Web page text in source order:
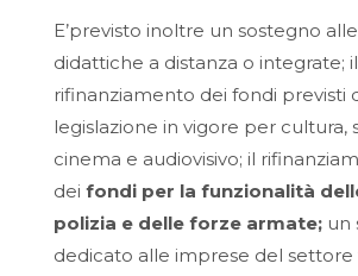
E’previsto inoltre un sostegno
didattiche a distanza o integrate; il
rifinanziamento dei fondi previsti
legislazione in vigore per cultura,
cinema e audiovisivo; il
dei fondi per la funzionalità
polizia e delle forze armate; un
dedicato alle imprese del settore